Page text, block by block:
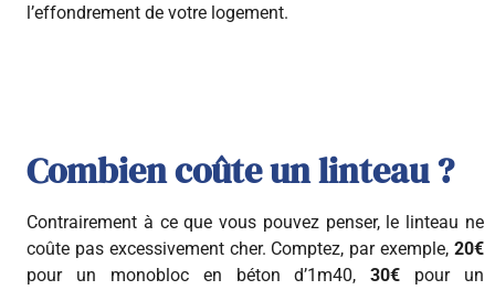
l’effondrement de votre logement.
Combien coûte un linteau ?
Contrairement à ce que vous pouvez penser, le linteau ne
coûte pas excessivement cher. Comptez, par exemple, 20€
pour un monobloc en béton d’1m40,30€ pour un